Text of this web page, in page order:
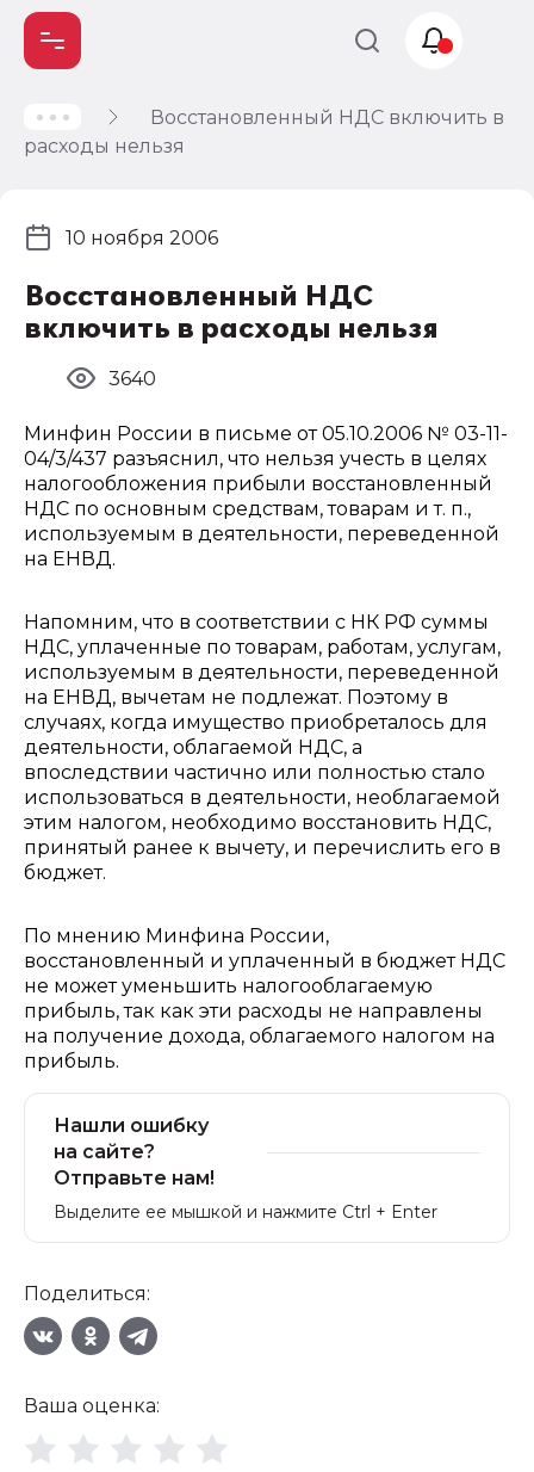
Восстановленный НДС включить в
расходы нельзя
Восстановленный НДС
включить в расходы нельзя
10 ноября 2006
3640
Минфин России в письме от 05.10.2006 № 03-11-
04/3/437 разъяснил, что нельзя учесть в целях
налогообложения прибыли восстановленный
НДС по основным средствам, товарам и т. п.,
используемым в деятельности, переведенной
на ЕНВД.
Напомним, что в соответствии с НК РФ суммы
НДС, уплаченные по товарам, работам, услугам,
используемым в деятельности, переведенной
на ЕНВД, вычетам не подлежат. Поэтому в
случаях, когда имущество приобреталось для
деятельности, облагаемой НДС, а
впоследствии частично или полностью стало
использоваться в деятельности, необлагаемой
этим налогом, необходимо восстановить НДС,
принятый ранее к вычету, и перечислить его в
бюджет.
По мнению Минфина России,
восстановленный и уплаченный в бюджет НДС
не может уменьшить налогооблагаемую
прибыль, так как эти расходы не направлены
на получение дохода, облагаемого налогом на
прибыль.
Нашли ошибку
на сайте?
Отправьте нам!
Выделите ее мышкой и нажмите Ctrl + Enter
Поделиться:
Ваша оценка:
Учет и
налогообложение